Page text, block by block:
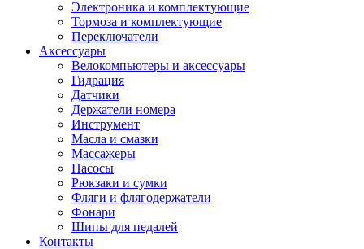
Электроника и комплектующие
Тормоза и комплектующие
Переключатели
Аксессуары
Велокомпьютеры и аксессуары
Гидрация
Датчики
Держатели номера
Инструмент
Масла и смазки
Массажеры
Насосы
Рюкзаки и сумки
Фляги и флягодержатели
Фонари
Шипы для педалей
Контакты